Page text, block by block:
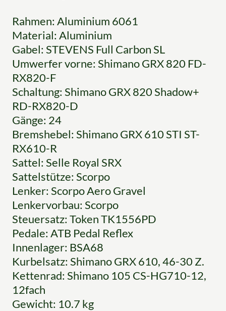
Rahmen: Aluminium 6061
Material: Aluminium
Gabel: STEVENS Full Carbon SL
Umwerfer vorne: Shimano GRX 820 FD-
RX820-F
Schaltung: Shimano GRX 820 Shadow+
RD-RX820-D
Gänge: 24
Bremshebel: Shimano GRX 610 STI ST-
RX610-R
Sattel: Selle Royal SRX
Sattelstütze: Scorpo
Lenker: Scorpo Aero Gravel
Lenkervorbau: Scorpo
Steuersatz: Token TK1556PD
Pedale: ATB Pedal Reflex
Innenlager: BSA68
Kurbelsatz: Shimano GRX 610, 46-30 Z.
Kettenrad: Shimano 105 CS-HG710-12,
12fach
Gewicht: 10.7 kg